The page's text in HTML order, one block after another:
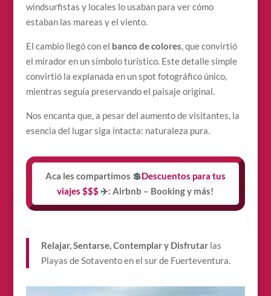
windsurfistas y locales lo usaban para ver cómo
estaban las mareas y el viento.
El cambio llegó con el banco de colores, que convirtió
el mirador en un símbolo turístico. Este detalle simple
convirtió la explanada en un spot fotográfico único,
mientras seguía preservando el paisaje original.
Nos encanta que, a pesar del aumento de visitantes, la
esencia del lugar siga intacta: naturaleza pura.
Aca les compartimos 💲Descuentos para tus
viajes $$$ ✈️: Airbnb – Booking y más!
Relajar, Sentarse, Contemplar y Disfrutar las
Playas de Sotavento en el sur de Fuerteventura.